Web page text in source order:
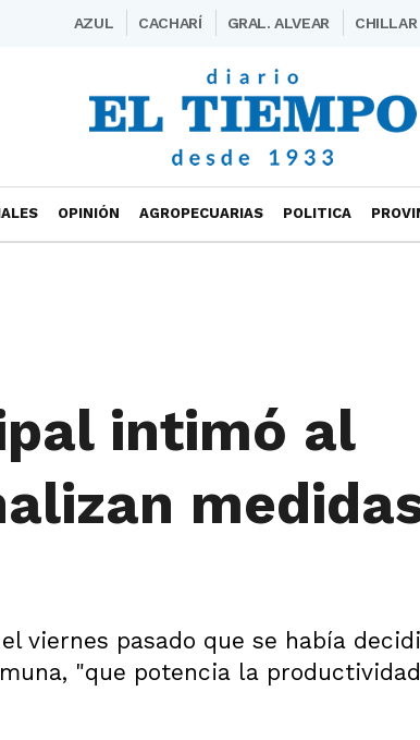
AZUL CACHARÍ GRAL. ALVEAR CHILLAR
OPINIÓN AGROPECUARIAS POLITICA
intimó al
viernes pasado que se había
"que potencia la